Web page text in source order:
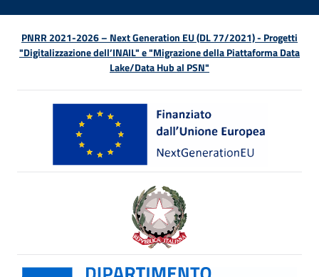
PNRR 2021-2026 – Next Generation EU (DL 77/2021) - Progetti
"Digitalizzazione dell’INAIL" e "Migrazione della Piattaforma Data
Lake/Data Hub al PSN"